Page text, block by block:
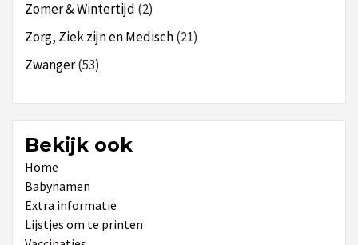
Zomer & Wintertijd (2)
Zorg, Ziek zijn en Medisch(21)
Zwanger(53)
Bekijk ook
Home
Babynamen
Extra informatie
Lijstjes om te printen